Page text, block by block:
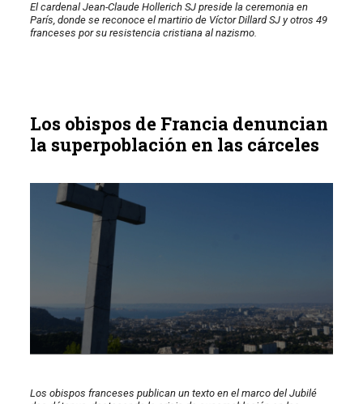
El cardenal Jean-Claude Hollerich SJ preside la ceremonia en
París, donde se reconoce el martirio de Víctor Dillard SJ y otros 49
franceses por su resistencia cristiana al nazismo.
Los obispos de Francia denuncian
la superpoblación en las cárceles
Los obispos franceses publican un texto en el marco del Jubilé